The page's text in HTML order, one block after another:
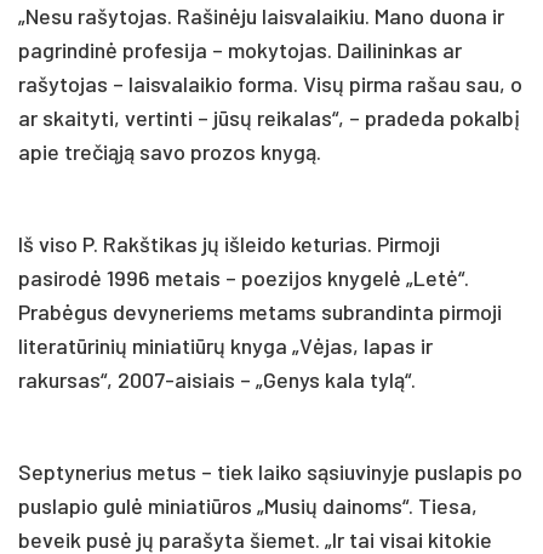
„Nesu rašytojas. Rašinėju laisvalaikiu. Mano duona ir
pagrindinė profesija – mokytojas. Dailininkas ar
rašytojas – laisvalaikio forma. Visų pirma rašau sau, o
ar skaityti, vertinti – jūsų reikalas“, – pradeda pokalbį
apie trečiąją savo prozos knygą.
Iš viso P. Rakštikas jų išleido keturias. Pirmoji
pasirodė 1996 metais – poezijos knygelė „Letė“.
Prabėgus devyneriems metams subrandinta pirmoji
literatūrinių miniatiūrų knyga „Vėjas, lapas ir
rakursas“, 2007-aisiais – „Genys kala tylą“.
Septynerius metus – tiek laiko sąsiuvinyje puslapis po
puslapio gulė miniatiūros „Musių dainoms“. Tiesa,
beveik pusė jų parašyta šiemet. „Ir tai visai kitokie